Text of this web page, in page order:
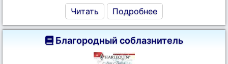
Читать Подробнее
Благородный соблазнитель